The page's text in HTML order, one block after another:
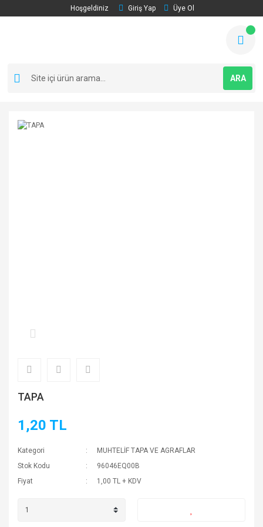
Hoşgeldiniz Giriş Yap Üye Ol
ARA
TAPA
1,20 TL
Kategori
MUHTELİF TAPA VE AGRAFLAR
Stok Kodu
96046EQ00B
Fiyat
1,00 TL + KDV